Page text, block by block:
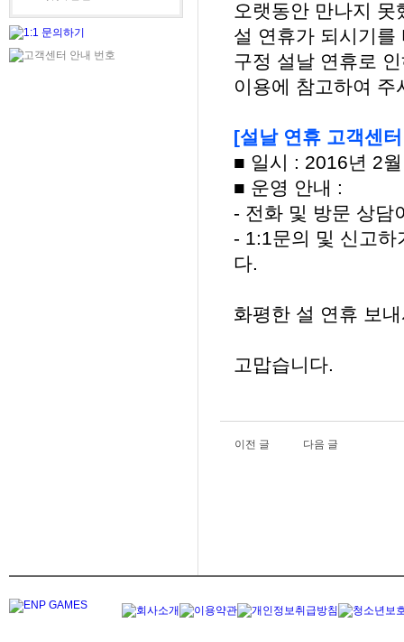
오랫동안 만나지
설 연휴가 되시기를
구정 설날 연휴로
이용에 참고하여 주
[설날 연휴 고객센
■ 일시 : 2016년 2
■ 운영 안내 :
- 전화 및 방문 상담
- 1:1문의 및 신고
다.
화평한 설 연휴 보
고맙습니다.
이전 글 다음 글